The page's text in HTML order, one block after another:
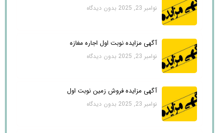
نوامبر 23, 2025 بدون دیدگاه
آگهی مزایده نوبت اول اجاره مغازه
نوامبر 23, 2025 بدون دیدگاه
آگهی مزایده فروش زمین نوبت اول
نوامبر 23, 2025 بدون دیدگاه